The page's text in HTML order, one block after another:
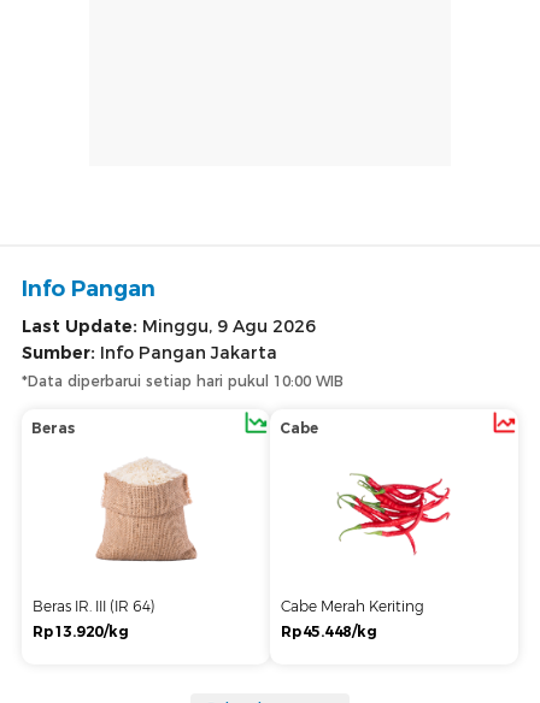
Info Pangan
Last Update: Minggu, 9 Agu 2026
Sumber: Info Pangan Jakarta
*Data diperbarui setiap hari pukul 10:00 WIB
Beras
Beras IR. III (IR 64)
Rp13.920/kg
Cabe
Cabe Merah Keriting
Rp45.448/kg